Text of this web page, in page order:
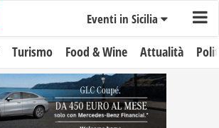
Eventi in Sicilia
Turismo Food & Wine Attualità